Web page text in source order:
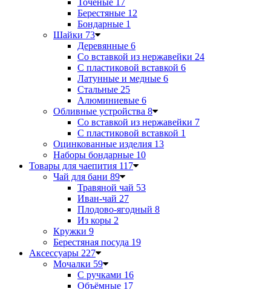
Точеные 17
Берестяные 12
Бондарные 1
Шайки 73
Деревянные 6
Со вставкой из нержавейки 24
С пластиковой вставкой 6
Латунные и медные 6
Стальные 25
Алюминиевые 6
Обливные устройства 8
Со вставкой из нержавейки 7
С пластиковой вставкой 1
Оцинкованные изделия 13
Наборы бондарные 10
Товары для чаепития 117
Чай для бани 89
Травяной чай 53
Иван-чай 27
Плодово-ягодный 8
Из коры 2
Кружки 9
Берестяная посуда 19
Аксессуары 227
Мочалки 59
С ручками 16
Объёмные 17